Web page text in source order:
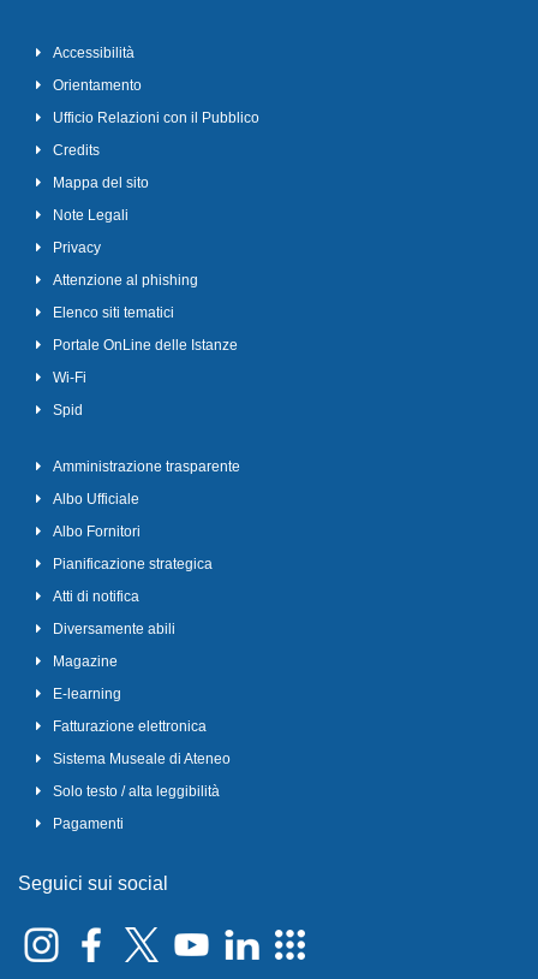
Accessibilità
Orientamento
Ufficio Relazioni con il Pubblico
Credits
Mappa del sito
Note Legali
Privacy
Attenzione al phishing
Elenco siti tematici
Portale OnLine delle Istanze
Wi-Fi
Spid
Amministrazione trasparente
Albo Ufficiale
Albo Fornitori
Pianificazione strategica
Atti di notifica
Diversamente abili
Magazine
E-learning
Fatturazione elettronica
Sistema Museale di Ateneo
Solo testo / alta leggibilità
Pagamenti
Seguici sui social